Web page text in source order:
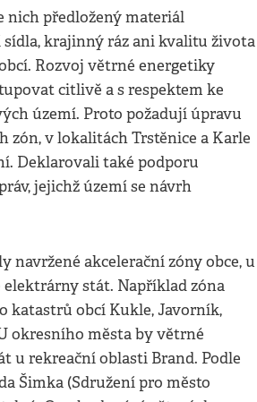
nich předložený materiál
krajinný ráz ani kvalitu života
Rozvoj větrné energetiky
citlivě a s respektem ke
území. Proto požadují úpravu
zón, v lokalitách Trstěnice a Karle
Deklarovali také podporu
jejichž území se návrh
navržené akcelerační zóny obce, u
stát. Například zóna
katastrů obcí Kukle, Javorník,
okresního města by větrné
u rekreační oblasti Brand. Podle
Šimka (Sdružení pro město